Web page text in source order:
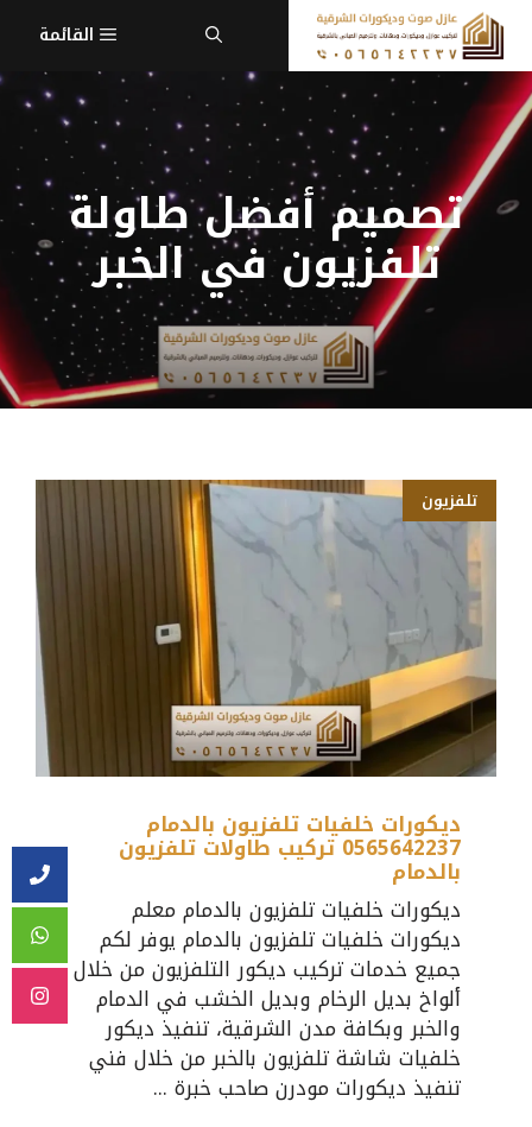
انتقل
إلى
المحتوى
القائمة
تصميم أفضل طاولة
تلفزيون في الخبر
تلفزيون
ديكورات خلفيات تلفزيون بالدمام
0565642237 تركيب طاولات تلفزيون
بالدمام
ديكورات خلفيات تلفزيون بالدمام معلم
ديكورات خلفيات تلفزيون بالدمام يوفر لكم
جميع خدمات تركيب ديكور التلفزيون من خلال
ألواخ بديل الرخام وبديل الخشب في الدمام
والخبر وبكافة مدن الشرقية، تنفيذ ديكور
خلفيات شاشة تلفزيون بالخبر من خلال فني
تنفيذ ديكورات مودرن صاحب خبرة ...